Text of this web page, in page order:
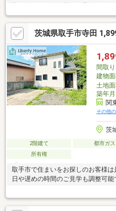
皆さまがゆとりを持って暮らせます
を是非現地で！
茨城県取手市寺田
間取り
建物
土地
築年月
関
その他
茨
2階建て 都市ガス
所有権
取手市で住まいをお探しのお客様
日や遅めの時間のご見学も調整可能